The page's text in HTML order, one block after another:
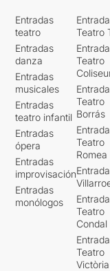
Entradas
teatro
Entradas
danza
Entradas
musicales
Entradas
teatro infantil
Entradas
ópera
Entradas
improvisación
Entradas
monólogos
Teatro
Teatro
Teatro
Borrás
Teatro
Romea
Teatro
Condal
Teatro
Victòria